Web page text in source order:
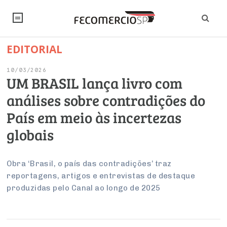
NOTÍCIAS
Artigos
Institucional
Debates Fecomercio-SP
PROJETOS ESPECIAIS:
UM BRASIL
UM BRASIL
Economia
Pesquisas
Brasil
Internacional
Modernização do Estado
Inteligência Artificial
Legislação
Empresas
Arbitragem e Mediação
Varejo
Sustentabilidade
PESQUISAS
FALE CONOSCO
Sobre
CONSELHOS
Conselho de Emprego e Relações do Trabalho
EDITORIAL
10/03/2026
UM BRASIL lança livro com
análises sobre contradições do
País em meio às incertezas
globais
Obra ‘Brasil, o país das contradições’ traz
reportagens, artigos e entrevistas de destaque
produzidas pelo Canal ao longo de 2025